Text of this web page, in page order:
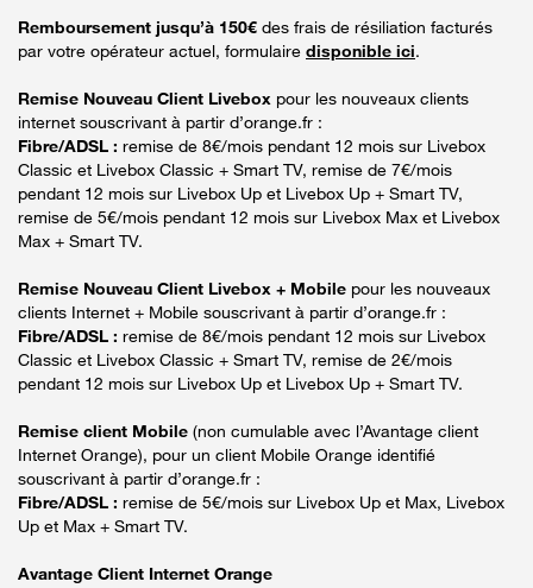
Remboursement jusqu’à 150€ des frais de résiliation facturés
par votre opérateur actuel, formulaire disponible ici.
Remise Nouveau Client Livebox pour les nouveaux clients
internet souscrivant à partir d’orange.fr :
Fibre/ADSL : remise de 8€/mois pendant 12 mois sur Livebox
Classic et Livebox Classic + Smart TV, remise de 7€/mois
pendant 12 mois sur Livebox Up et Livebox Up + Smart TV,
remise de 5€/mois pendant 12 mois sur Livebox Max et Livebox
Max + Smart TV.
Remise Nouveau Client Livebox + Mobile pour les nouveaux
clients Internet + Mobile souscrivant à partir d’orange.fr :
Fibre/ADSL : remise de 8€/mois pendant 12 mois sur Livebox
Classic et Livebox Classic + Smart TV, remise de 2€/mois
pendant 12 mois sur Livebox Up et Livebox Up + Smart TV.
Remise client Mobile (non cumulable avec l’Avantage client
Internet Orange), pour un client Mobile Orange identifié
souscrivant à partir d’orange.fr :
Fibre/ADSL : remise de 5€/mois sur Livebox Up et Max, Livebox
Up et Max + Smart TV.
Avantage Client Internet Orange